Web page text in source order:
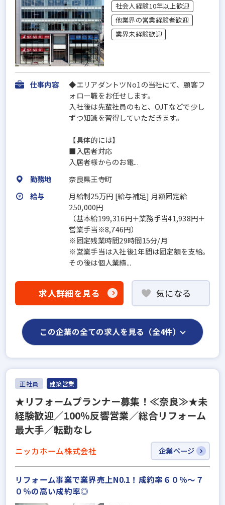
社会人経験10年以上歓迎
他業界の営業経験者歓迎
業界未経験歓迎
仕事内容
◆エリアダントツNo1の当社にて、顧客フ
ォロー職をお任せします。
入社後は先輩社員のもと、OJTなどで少し
ずつ知識を習得していただきます。
【具体的には】
■入居者対応
入居者様からのお電...
勤務地
奈良県王寺町
給与
月給制25万円 [給与補足] 月額固定給
250,000円
（基本給199,316円＋業務手当41,938円＋
営業手当※8,746円）
※固定残業時間29時間15分/月
※営業手当は入社後1年間は固定額を支給。
その後は個人業績...
求人詳細を見る 気になる
この企業の全ての求人を見る（全4件）
正社員 建築営業
★リフォームプランナー募集！≪奈良≫★未
経験歓迎／100％反響営業／総合リフォーム
最大手／転勤なし
ニッカホーム株式会社 企業ページ
リフォーム事業で業界売上N0.1！成約率６０％～７
０％の高い成約率◎